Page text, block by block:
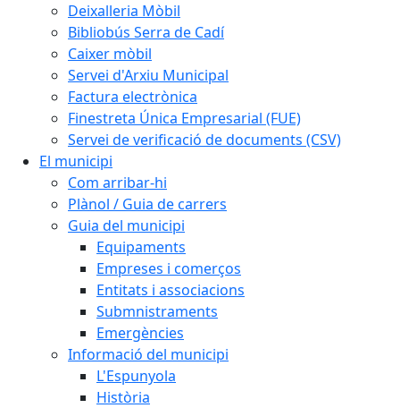
Deixalleria Mòbil
Bibliobús Serra de Cadí
Caixer mòbil
Servei d'Arxiu Municipal
Factura electrònica
Finestreta Única Empresarial (FUE)
Servei de verificació de documents (CSV)
El municipi
Com arribar-hi
Plànol / Guia de carrers
Guia del municipi
Equipaments
Empreses i comerços
Entitats i associacions
Submnistraments
Emergències
Informació del municipi
L'Espunyola
Història